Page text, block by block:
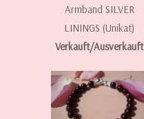
Armband SILVER
LININGS (Unikat)
Verkauft/Ausverkauft